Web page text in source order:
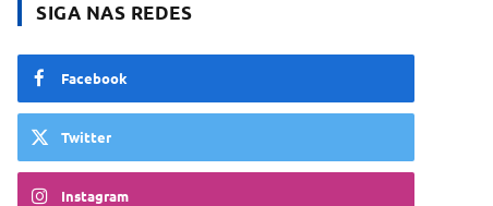
SIGA NAS REDES
Facebook
Twitter
Instagram